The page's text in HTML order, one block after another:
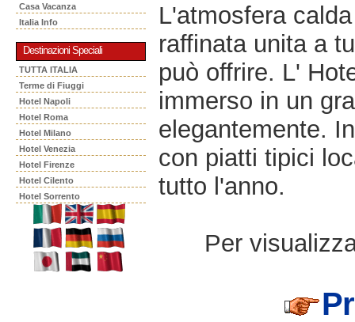
Casa Vacanza
Italia Info
Destinazioni Speciali
TUTTA ITALIA
Terme di Fiuggi
Hotel Napoli
Hotel Roma
Hotel Milano
Hotel Venezia
Hotel Firenze
Hotel Cilento
Hotel Sorrento
L'atmosfera
raffinata unita a
può offrire. L'
immerso in un
elegantemente.
con piatti tipici
tutto l'anno.
Per